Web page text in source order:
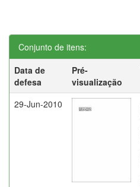
Conjunto de itens:
Data de
defesa
Pré-
visualização
29-Jun-2010